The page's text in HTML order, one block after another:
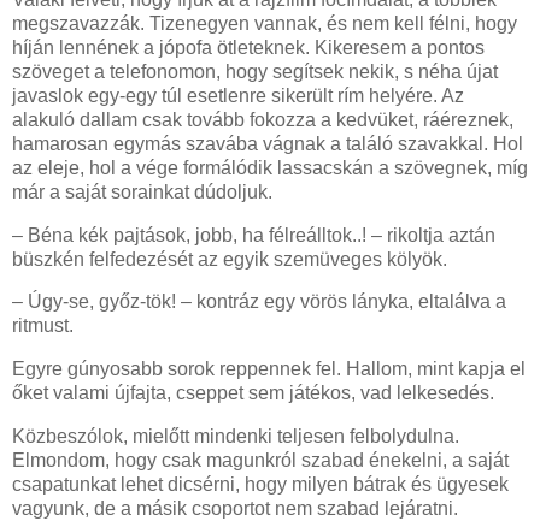
megszavazzák. Tizenegyen vannak, és nem kell félni, hogy
híján lennének a jópofa ötleteknek. Kikeresem a pontos
szöveget a telefonomon, hogy segítsek nekik, s néha újat
javaslok egy-egy túl esetlenre sikerült rím helyére. Az
alakuló dallam csak tovább fokozza a kedvüket, ráéreznek,
hamarosan egymás szavába vágnak a találó szavakkal. Hol
az eleje, hol a vége formálódik lassacskán a szövegnek, míg
már a saját sorainkat dúdoljuk.
– Béna kék pajtások, jobb, ha félreálltok..! – rikoltja aztán
büszkén felfedezését az egyik szemüveges kölyök.
– Úgy-se, győz-tök! – kontráz egy vörös lányka, eltalálva a
ritmust.
Egyre gúnyosabb sorok reppennek fel. Hallom, mint kapja el
őket valami újfajta, cseppet sem játékos, vad lelkesedés.
Közbeszólok, mielőtt mindenki teljesen felbolydulna.
Elmondom, hogy csak magunkról szabad énekelni, a saját
csapatunkat lehet dicsérni, hogy milyen bátrak és ügyesek
vagyunk, de a másik csoportot nem szabad lejáratni.